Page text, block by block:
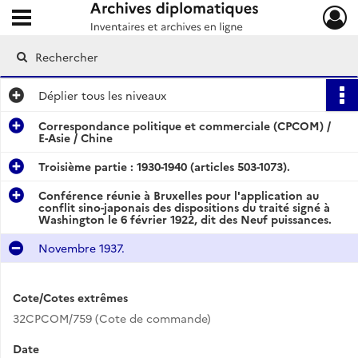
Archives diplomatiques
Ouvrir le menu déroulant
Déplier tous les niveaux
Correspondance politique et commerciale (CPCOM) /
E-Asie / Chine
Troisième partie : 1930-1940 (articles 503-1073).
Conférence réunie à Bruxelles pour l'application au
conflit sino-japonais des dispositions du traité signé à
Washington le 6 février 1922, dit des Neuf puissances.
Novembre 1937.
Cote/Cotes extrêmes
32CPCOM/759 (Cote de commande)
Date